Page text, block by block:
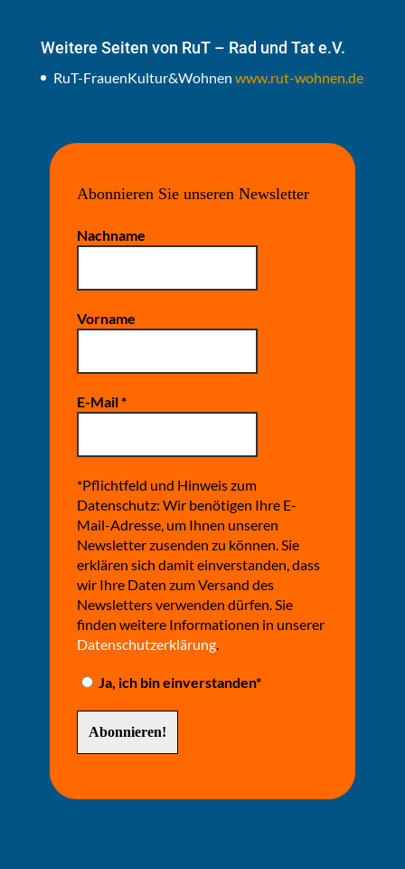
Weitere Seiten von RuT – Rad und Tat e.V.
RuT-FrauenKultur&Wohnen www.rut-wohnen.de
Abonnieren Sie unseren Newsletter
Nachname
Vorname
E-Mail*
*Pflichtfeld und Hinweis zum
Datenschutz: Wir benötigen Ihre E-
Mail-Adresse, um Ihnen unseren
Newsletter zusenden zu können. Sie
erklären sich damit einverstanden, dass
wir Ihre Daten zum Versand des
Newsletters verwenden dürfen. Sie
finden weitere Informationen in unserer
Datenschutzerklärung.
Ja, ich bin einverstanden*